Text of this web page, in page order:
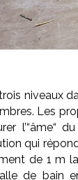
niveaux
Les
l’“âme“
qui
de 1 m
de bain